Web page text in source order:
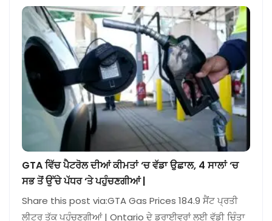
GTA ਵਿੱਚ ਪੈਟਰੋਲ ਦੀਆਂ ਕੀਮਤਾਂ ‘ਚ ਵੱਡਾ ਉਛਾਲ, 4 ਸਾਲਾਂ ‘ਚ
ਸਭ ਤੋਂ ਉੱਚੇ ਪੱਧਰ ‘ਤੇ ਪਹੁੰਚਣਗੀਆਂ |
Share this post via:GTA Gas Prices 184.9 ਸੈਂਟ ਪ੍ਰਤੀ
ਲੀਟਰ ਤੱਕ ਪਹੁੰਚਣਗੀਆਂ | Ontario ਦੇ ਡਰਾਈਵਰਾਂ ਲਈ ਵੱਡੀ ਚਿੰਤਾ